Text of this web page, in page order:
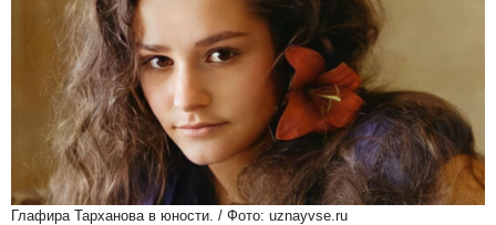
Глафира Тарханова в юности. / Фото: uznayvse.ru